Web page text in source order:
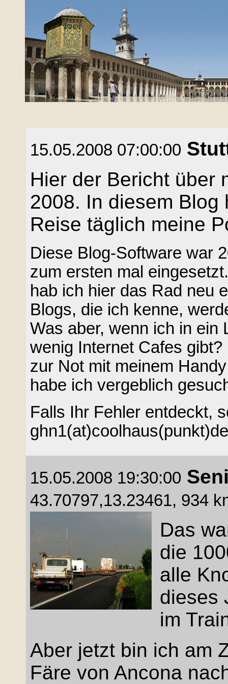
15.05.2008 07:00:00
Hier der Bericht über
2008. In diesem Blog
Reise täglich meine
Diese Blog-Software war
zum ersten mal
hab ich hier das Rad neu
Blogs, die ich kenne,
Was aber, wenn ich in ein
wenig Internet Cafes
zur Not mit meinem
habe ich vergeblich
Falls Ihr Fehler entdeckt,
ghn1(at)coolhaus(punkt)de
15.05.2008 19:30:00
43.70797,13.23461, 934
Das
die
alle
dieses
im
Aber jetzt bin ich am
Färe von Ancona